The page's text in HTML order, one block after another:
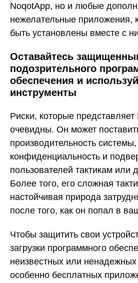
NoqotApp, но и любые
нежелательные приложения,
быть установлены вместе с
Оставайтесь
подозрительного
обеспечения и
инструменты
Риски, которые представляет
очевидны. Он может
производительность
конфиденциальность и
пользователей тактикам или
Более того, его сложная
настойчивая природа
после того, как он попал в
Чтобы защитить свои
загрузки программного
неизвестных или ненадежных
особенно бесплатных